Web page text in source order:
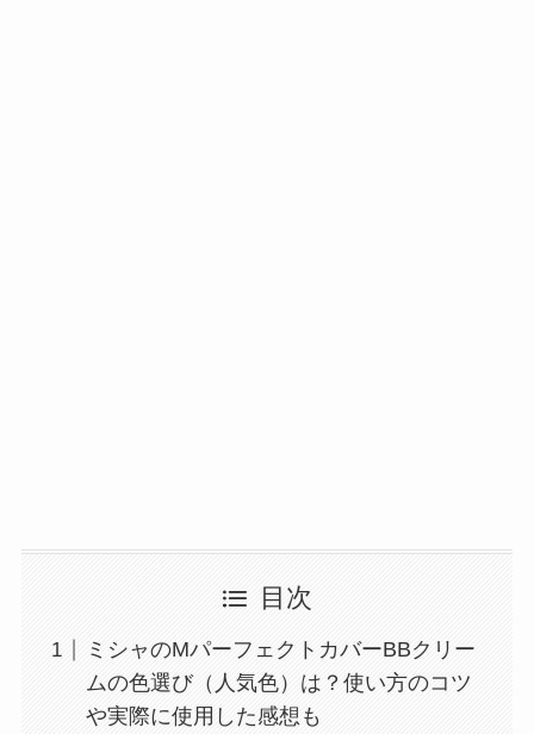
目次
ミシャのMパーフェクトカバーBBクリー
ムの色選び（人気色）は？使い方のコツ
や実際に使用した感想も